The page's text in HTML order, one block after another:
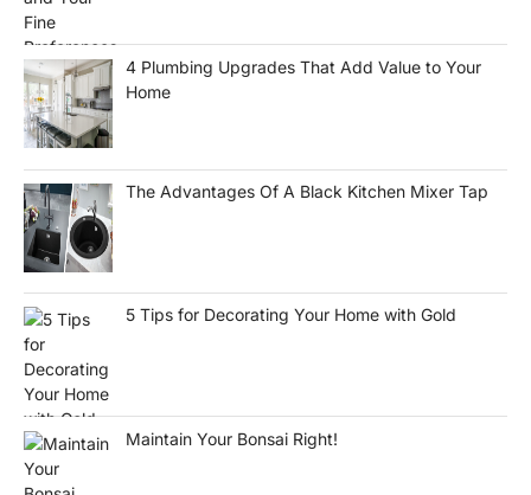
4 Plumbing Upgrades That Add Value to Your
Home
The Advantages Of A Black Kitchen Mixer Tap
5 Tips for Decorating Your Home with Gold
Maintain Your Bonsai Right!